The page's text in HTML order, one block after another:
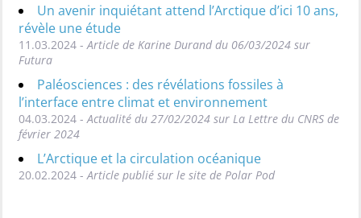
Un avenir inquiétant attend l’Arctique d’ici 10 ans,
révèle une étude
11.03.2024 - Article de Karine Durand du 06/03/2024 sur
Futura
Paléosciences : des révélations fossiles à
l’interface entre climat et environnement
04.03.2024 - Actualité du 27/02/2024 sur La Lettre du CNRS de
février 2024
L’Arctique et la circulation océanique
20.02.2024 - Article publié sur le site de Polar Pod